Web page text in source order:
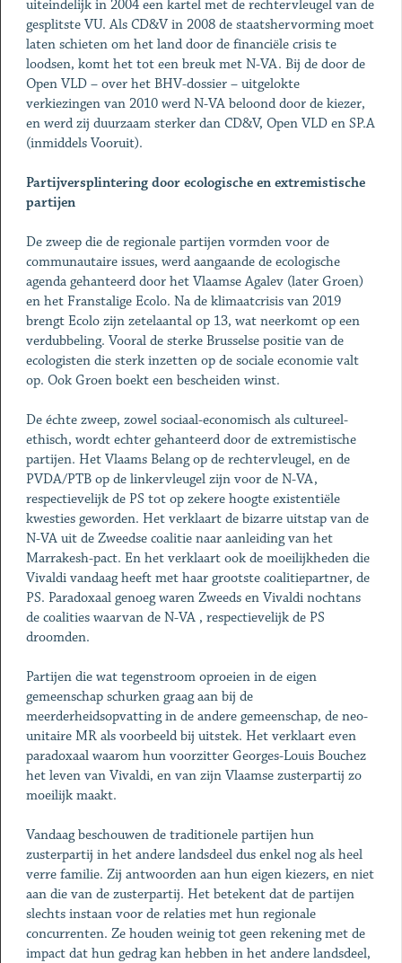
uiteindelijk in 2004 een kartel met de rechtervleugel van de
gesplitste VU. Als CD&V in 2008 de staatshervorming moet
laten schieten om het land door de financiële crisis te
loodsen, komt het tot een breuk met N-VA. Bij de door de
Open VLD – over het BHV-dossier – uitgelokte
verkiezingen van 2010 werd N-VA beloond door de kiezer,
en werd zij duurzaam sterker dan CD&V, Open VLD en SP.A
(inmiddels Vooruit).
Partijversplintering door ecologische en extremistische
partijen
De zweep die de regionale partijen vormden voor de
communautaire issues, werd aangaande de ecologische
agenda gehanteerd door het Vlaamse Agalev (later Groen)
en het Franstalige Ecolo. Na de klimaatcrisis van 2019
brengt Ecolo zijn zetelaantal op 13, wat neerkomt op een
verdubbeling. Vooral de sterke Brusselse positie van de
ecologisten die sterk inzetten op de sociale economie valt
op. Ook Groen boekt een bescheiden winst.
De échte zweep, zowel sociaal-economisch als cultureel-
ethisch, wordt echter gehanteerd door de extremistische
partijen. Het Vlaams Belang op de rechtervleugel, en de
PVDA/PTB op de linkervleugel zijn voor de N-VA,
respectievelijk de PS tot op zekere hoogte existentiële
kwesties geworden. Het verklaart de bizarre uitstap van de
N-VA uit de Zweedse coalitie naar aanleiding van het
Marrakesh-pact. En het verklaart ook de moeilijkheden die
Vivaldi vandaag heeft met haar grootste coalitiepartner, de
PS. Paradoxaal genoeg waren Zweeds en Vivaldi nochtans
de coalities waarvan de N-VA , respectievelijk de PS
droomden.
Partijen die wat tegenstroom oproeien in de eigen
gemeenschap schurken graag aan bij de
meerderheidsopvatting in de andere gemeenschap, de neo-
unitaire MR als voorbeeld bij uitstek. Het verklaart even
paradoxaal waarom hun voorzitter Georges-Louis Bouchez
het leven van Vivaldi, en van zijn Vlaamse zusterpartij zo
moeilijk maakt.
Vandaag beschouwen de traditionele partijen hun
zusterpartij in het andere landsdeel dus enkel nog als heel
verre familie. Zij antwoorden aan hun eigen kiezers, en niet
aan die van de zusterpartij. Het betekent dat de partijen
slechts instaan voor de relaties met hun regionale
concurrenten. Ze houden weinig tot geen rekening met de
impact dat hun gedrag kan hebben in het andere landsdeel,